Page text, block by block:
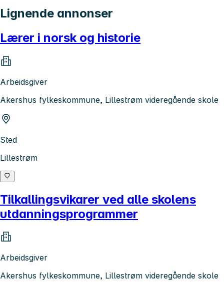
Lignende annonser
Lærer i norsk og historie
Arbeidsgiver
Akershus fylkeskommune, Lillestrøm videregående skole
Sted
Lillestrøm
Tilkallingsvikarer ved alle skolens
utdanningsprogrammer
Arbeidsgiver
Akershus fylkeskommune, Lillestrøm videregående skole